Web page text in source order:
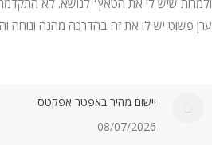
ולמרות שיש לי את הטאץ׳ לנושא. לא
ערן פשוט יש לו את זה בהדרכה מהנה ונוחה
יישום מהיר באפטר אפקטס
08/07/2026